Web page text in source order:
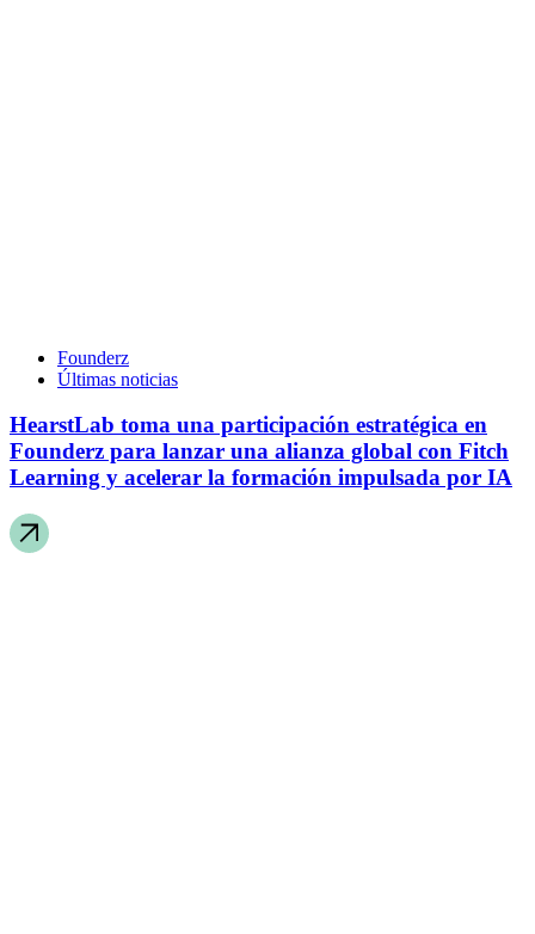
Founderz
Últimas noticias
HearstLab toma una participación estratégica en
Founderz para lanzar una alianza global con Fitch
Learning y acelerar la formación impulsada por IA